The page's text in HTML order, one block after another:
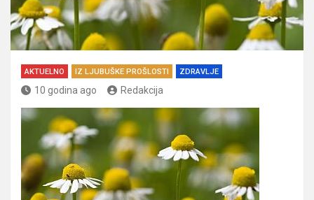
AKTUELNO IZ LJUBUŠKE PROŠLOSTI ZDRAVLJE
10 godina ago Redakcija